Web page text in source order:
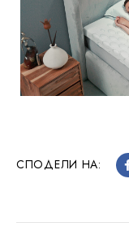
СПОДЕЛИ НА: